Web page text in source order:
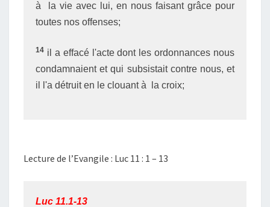
à la vie avec lui, en nous faisant grâce pour
toutes nos offenses;
14 il a effacé l'acte dont les ordonnances nous
condamnaient et qui subsistait contre nous, et
il l'a détruit en le clouant à la croix;
Lecture de l’Evangile : Luc 11 : 1 – 13
Luc 11.1-13